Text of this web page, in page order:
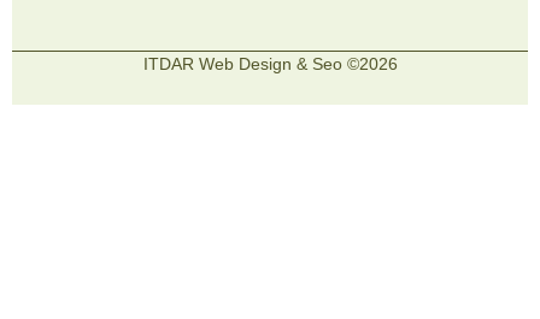
2026© ITDAR Web Design & Seo